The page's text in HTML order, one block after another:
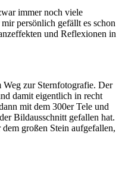
immer noch viele
persönlich gefällt es schon
und Reflexionen in
Weg zur Sternfotografie. Der
damit eigentlich in recht
mit dem 300er Tele und
Bildausschnitt gefallen hat.
großen Stein aufgefallen,